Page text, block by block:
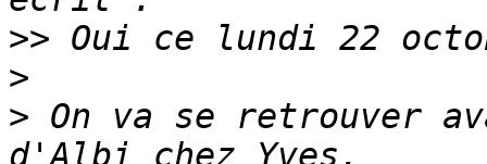
>>
>
> On va se retrouver